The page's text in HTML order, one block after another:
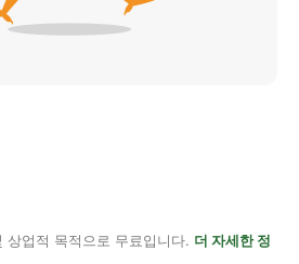
상업적 목적으로 무료입니다. 더 자세한 정